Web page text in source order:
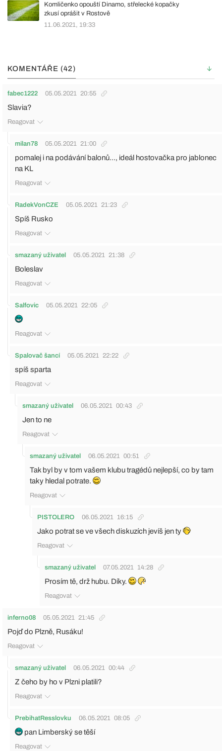
Komličenko opouští Dinamo, střelecké kopačky
zkusí oprášit v Rostově
11.06.2021, 19:33
KOMENTÁŘE (42)
fabec1222 05.05.2021 20:55
Slavia?
Reagovat
milan78 05.05.2021 21:00
pomalej i na podávání balonů..., ideál hostovačka pro jablonec
na KL
Reagovat
RadekVonCZE 05.05.2021 21:23
Spíš Rusko
Reagovat
smazaný uživatel 05.05.2021 21:38
Boleslav
Reagovat
Salfovic 05.05.2021 22:05
Reagovat
Spalovač šancí 05.05.2021 22:22
spíš sparta
Reagovat
smazaný uživatel 06.05.2021 00:43
Jen to ne
Reagovat
smazaný uživatel 06.05.2021 00:51
Tak byl by v tom vašem klubu tragédů nejlepší, co by tam
taky hledal potrate.
Reagovat
PISTOLERO 06.05.2021 16:15
Jako potrat se ve všech diskuzích jevíš jen ty
Reagovat
smazaný uživatel 07.05.2021 14:28
Prosím tě, drž hubu. Díky.
Reagovat
inferno08 05.05.2021 21:45
Pojď do Plzně, Rusáku!
Reagovat
smazaný uživatel 06.05.2021 00:44
Z čeho by ho v Plzni platili?
Reagovat
PrebihatResslovku 06.05.2021 08:05
pan Limberský se těší
Reagovat